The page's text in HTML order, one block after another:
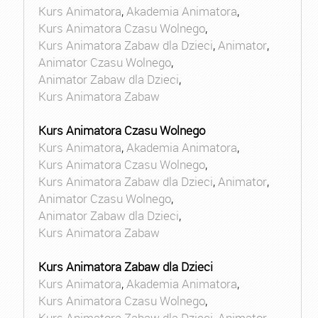
Kurs Animatora,Akademia Animatora,
Kurs Animatora Czasu Wolnego,
Kurs Animatora Zabaw dla Dzieci,Animator,
Animator Czasu Wolnego,
Animator Zabaw dla Dzieci,
Kurs Animatora Zabaw
Kurs Animatora Czasu Wolnego
Kurs Animatora,Akademia Animatora,
Kurs Animatora Czasu Wolnego,
Kurs Animatora Zabaw dla Dzieci,Animator,
Animator Czasu Wolnego,
Animator Zabaw dla Dzieci,
Kurs Animatora Zabaw
Kurs Animatora Zabaw dla Dzieci
Kurs Animatora,Akademia Animatora,
Kurs Animatora Czasu Wolnego,